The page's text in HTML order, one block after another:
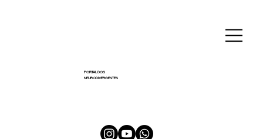
PORTAL DOS
NEURODIVERGENTES